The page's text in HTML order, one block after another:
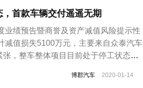
首款车辆交付遥遥无期
业绩预告暨商誉及资产减值风险提示性
减值损失5100万元，主要来自众泰汽车
，整车整体项目目前处于停工状态，
，经营范围是新能源汽车及零部件研
博郡汽车 2020-01-14